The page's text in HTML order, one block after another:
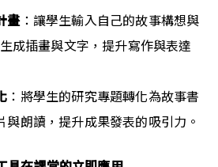
畫：讓學生輸入自己的故事構想與
成插畫與文字，提升寫作與表達
：將學生的研究專題轉化為故事書
與朗讀，提升成果發表的吸引力。